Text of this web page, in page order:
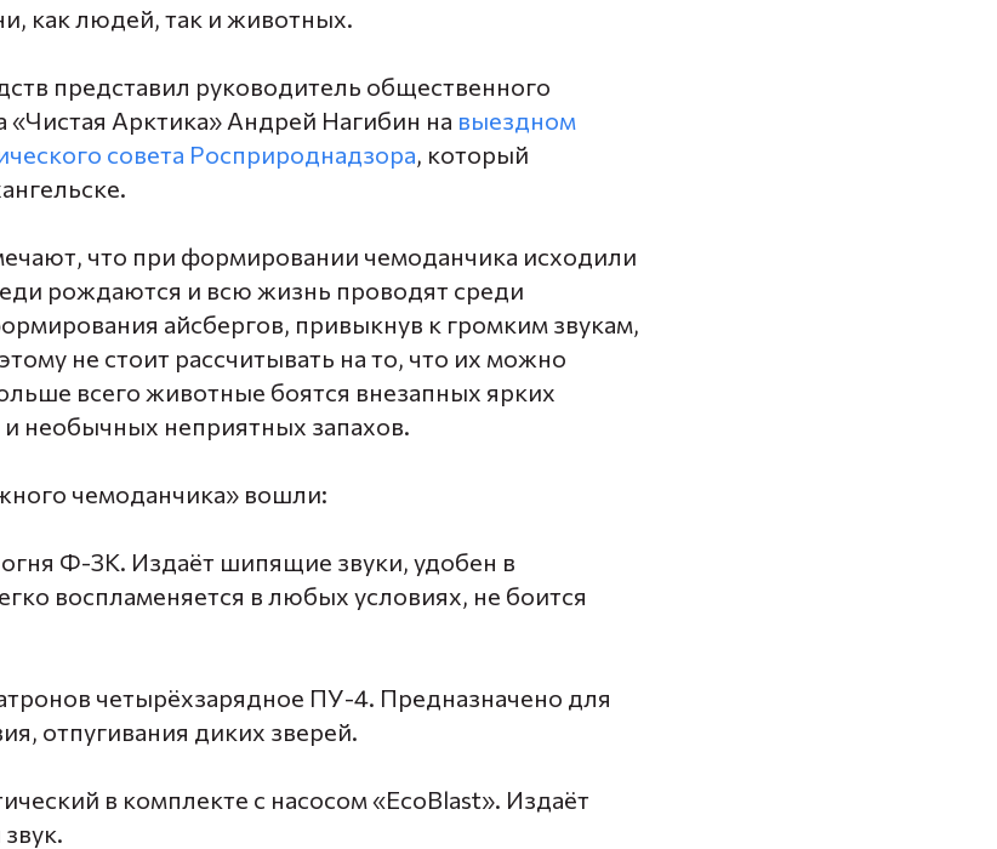
как людей, так и животных.
представил руководитель общественного
«Чистая Арктика» Андрей Нагибин на выездном
совета Росприроднадзора, который
что при формировании чемоданчика исходили
рождаются и всю жизнь проводят среди
айсбергов, привыкнув к громким звукам,
не стоит рассчитывать на то, что их можно
всего животные боятся внезапных ярких
необычных неприятных запахов.
чемоданчика» вошли:
Ф-3К. Издаёт шипящие звуки, удобен в
воспламеняется в любых условиях, не боится
четырёхзарядное ПУ-4. Предназначено для
отпугивания диких зверей.
в комплекте с насосом «EcoBlast». Издаёт